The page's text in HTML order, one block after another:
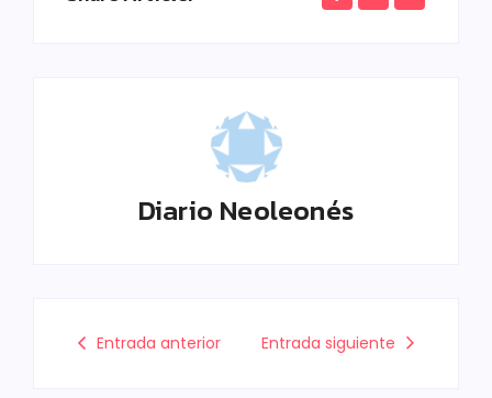
Diario Neoleonés
Entrada anterior Entrada siguiente